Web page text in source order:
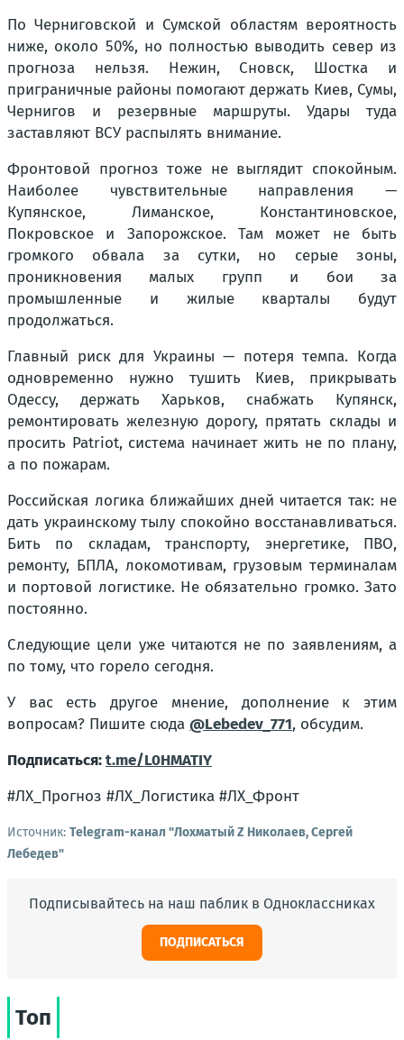
По Черниговской и Сумской областям вероятность
ниже, около 50%, но полностью выводить север из
прогноза нельзя. Нежин, Сновск, Шостка и
приграничные районы помогают держать Киев, Сумы,
Чернигов и резервные маршруты. Удары туда
заставляют ВСУ распылять внимание.
Фронтовой прогноз тоже не выглядит спокойным.
Наиболее чувствительные направления —
Купянское, Лиманское, Константиновское,
Покровское и Запорожское. Там может не быть
громкого обвала за сутки, но серые зоны,
проникновения малых групп и бои за
промышленные и жилые кварталы будут
продолжаться.
Главный риск для Украины — потеря темпа. Когда
одновременно нужно тушить Киев, прикрывать
Одессу, держать Харьков, снабжать Купянск,
ремонтировать железную дорогу, прятать склады и
просить Patriot, система начинает жить не по плану,
а по пожарам.
Российская логика ближайших дней читается так: не
дать украинскому тылу спокойно восстанавливаться.
Бить по складам, транспорту, энергетике, ПВО,
ремонту, БПЛА, локомотивам, грузовым терминалам
и портовой логистике. Не обязательно громко. Зато
постоянно.
Следующие цели уже читаются не по заявлениям, а
по тому, что горело сегодня.
У вас есть другое мнение, дополнение к этим
вопросам? Пишите сюда @Lebedev_771, обсудим.
Подписаться:t.me/L0HMATIY
#ЛХ_Прогноз #ЛХ_Логистика #ЛХ_Фронт
Источник: Telegram-канал "Лохматый Z Николаев, Сергей
Лебедев"
Подписывайтесь на наш паблик в Одноклассниках
ПОДПИСАТЬСЯ
Топ